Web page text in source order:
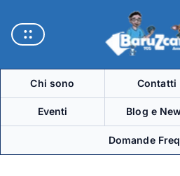
del
Chi sono Contatti
Eventi Blog e
Domande